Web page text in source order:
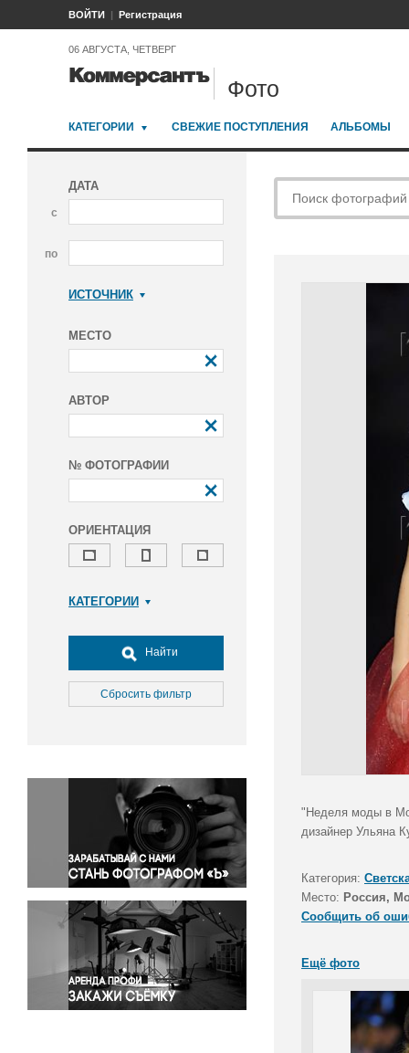
ВОЙТИ Регистрация
06 АВГУСТА, ЧЕТВЕРГ
Фото
КАТЕГОРИИ СВЕЖИЕ ПОСТУПЛЕНИЯ АЛЬБОМЫ
ДАТА
с
по
ИСТОЧНИК
МЕСТО
АВТОР
№ ФОТОГРАФИИ
ОРИЕНТАЦИЯ
КАТЕГОРИИ
Досуг, туризм и отдых
Культура
Медицина
Окружающая среда
Политика
Правосудие
Происшествия и конфликты
Религия
Светская жизнь
Спорт
Экология
Экономика и бизнес
Найти
Сбросить фильтр
"Неделя моды в
дизайнер Ульяна
Категория:
Место: Россия,
Сообщить об
Ещё фото